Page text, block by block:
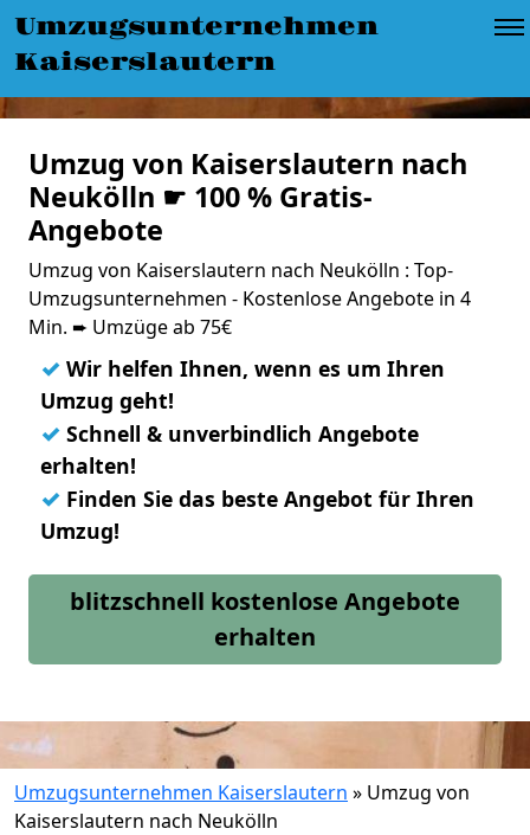
Umzugsunternehmen
Kaiserslautern
Umzug von Kaiserslautern nach
Neukölln ☛ 100 % Gratis-
Angebote
Umzug von Kaiserslautern nach Neukölln : Top-
Umzugsunternehmen - Kostenlose Angebote in 4
Min. ➨ Umzüge ab 75€
✓ Wir helfen Ihnen, wenn es um Ihren
Umzug geht!
✓ Schnell & unverbindlich Angebote
erhalten!
✓ Finden Sie das beste Angebot für Ihren
Umzug!
blitzschnell kostenlose Angebote
erhalten
Umzugsunternehmen Kaiserslautern » Umzug von
Kaiserslautern nach Neukölln